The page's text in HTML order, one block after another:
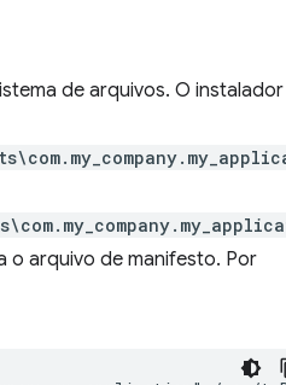
de arquivos. O instalador
o arquivo de manifesto. Por